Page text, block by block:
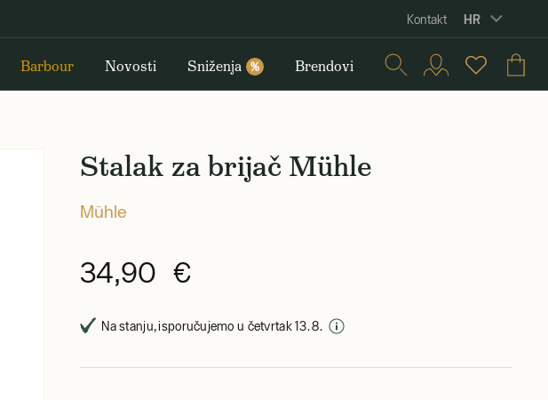
Kontakt HR
Barbour Novosti Sniženja % Brendovi
Stalak za brijač Mühle
Mühle
34,90 €
Na stanju, isporučujemo u četvrtak 13. 8.